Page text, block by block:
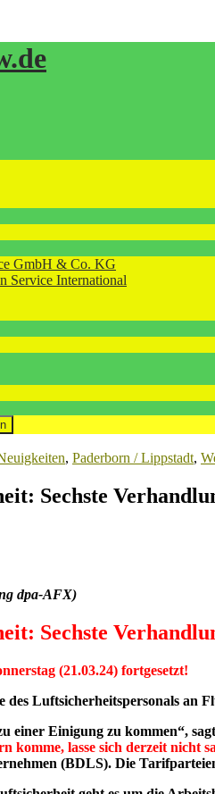
GmbH & Co. KG
Service International
, Paderborn / Lippstadt,
Sechste
dpa-AFX)
Sechste
(21.03.24) fortgesetzt!
Luftsicherheitspersonals an
einer Einigung zu kommen“,
komme, lasse sich derzeit nicht
(BDLS). Die